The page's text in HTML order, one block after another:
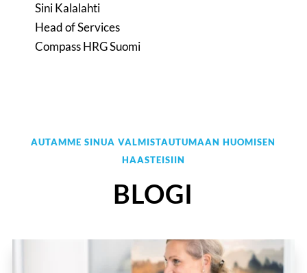
Sini Kalalahti
Head of Services
Compass HRG Suomi
AUTAMME SINUA VALMISTAUTUMAAN HUOMISEN
HAASTEISIIN
BLOGI